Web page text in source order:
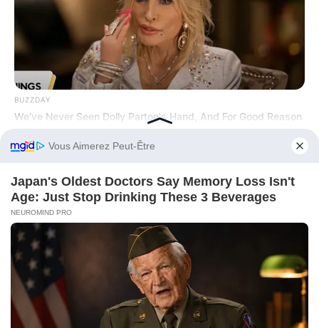
BUZZDAY
We’ve Never Seen Dolly Parton's Hand, And For Good Reason
BUZZDAY
Remember Chaz Bono? You Better Sit Down Before You See
Before You Go